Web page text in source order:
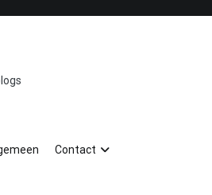
Contact